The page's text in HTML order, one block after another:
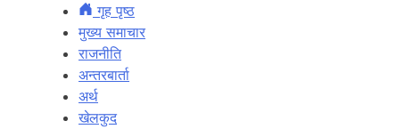
गृह पृष्ठ
मुख्य समाचार
राजनीति
अन्तरबार्ता
अर्थ
खेलकुद